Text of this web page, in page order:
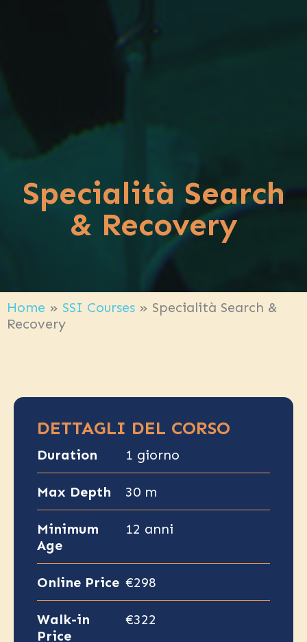
Specialità Search
& Recovery
Home » SSI Courses » Specialità Search &
Recovery
DETTAGLI DEL CORSO
Duration 1 giorno
Max Depth 30 m
Minimum
Age
12 anni
Online Price €298
Walk-in
Price
€322